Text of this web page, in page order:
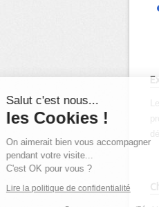
Salut c'est nous...
les Cookies !
On aimerait bien vous
pendant votre visite...
C'est OK pour vous ?
Lire la politique de confidentialité